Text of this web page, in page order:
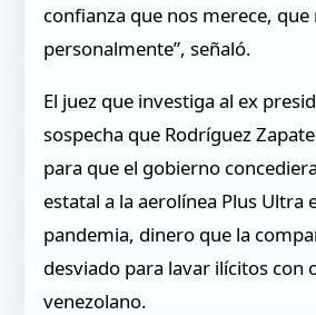
confianza que nos merece,
personalmente”, señaló.
El juez que investiga al ex
sospecha que Rodríguez
para que el gobierno
estatal a la aerolínea Plus Ultra
pandemia, dinero que la
desviado para lavar ilícitos con
venezolano.